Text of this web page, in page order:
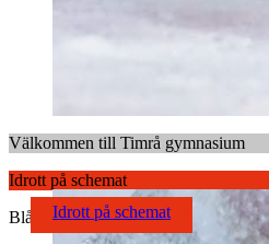
Välkommen till Timrå gymnasium
Idrott på schemat
Blåljusgymnasium
Idrott på schemat